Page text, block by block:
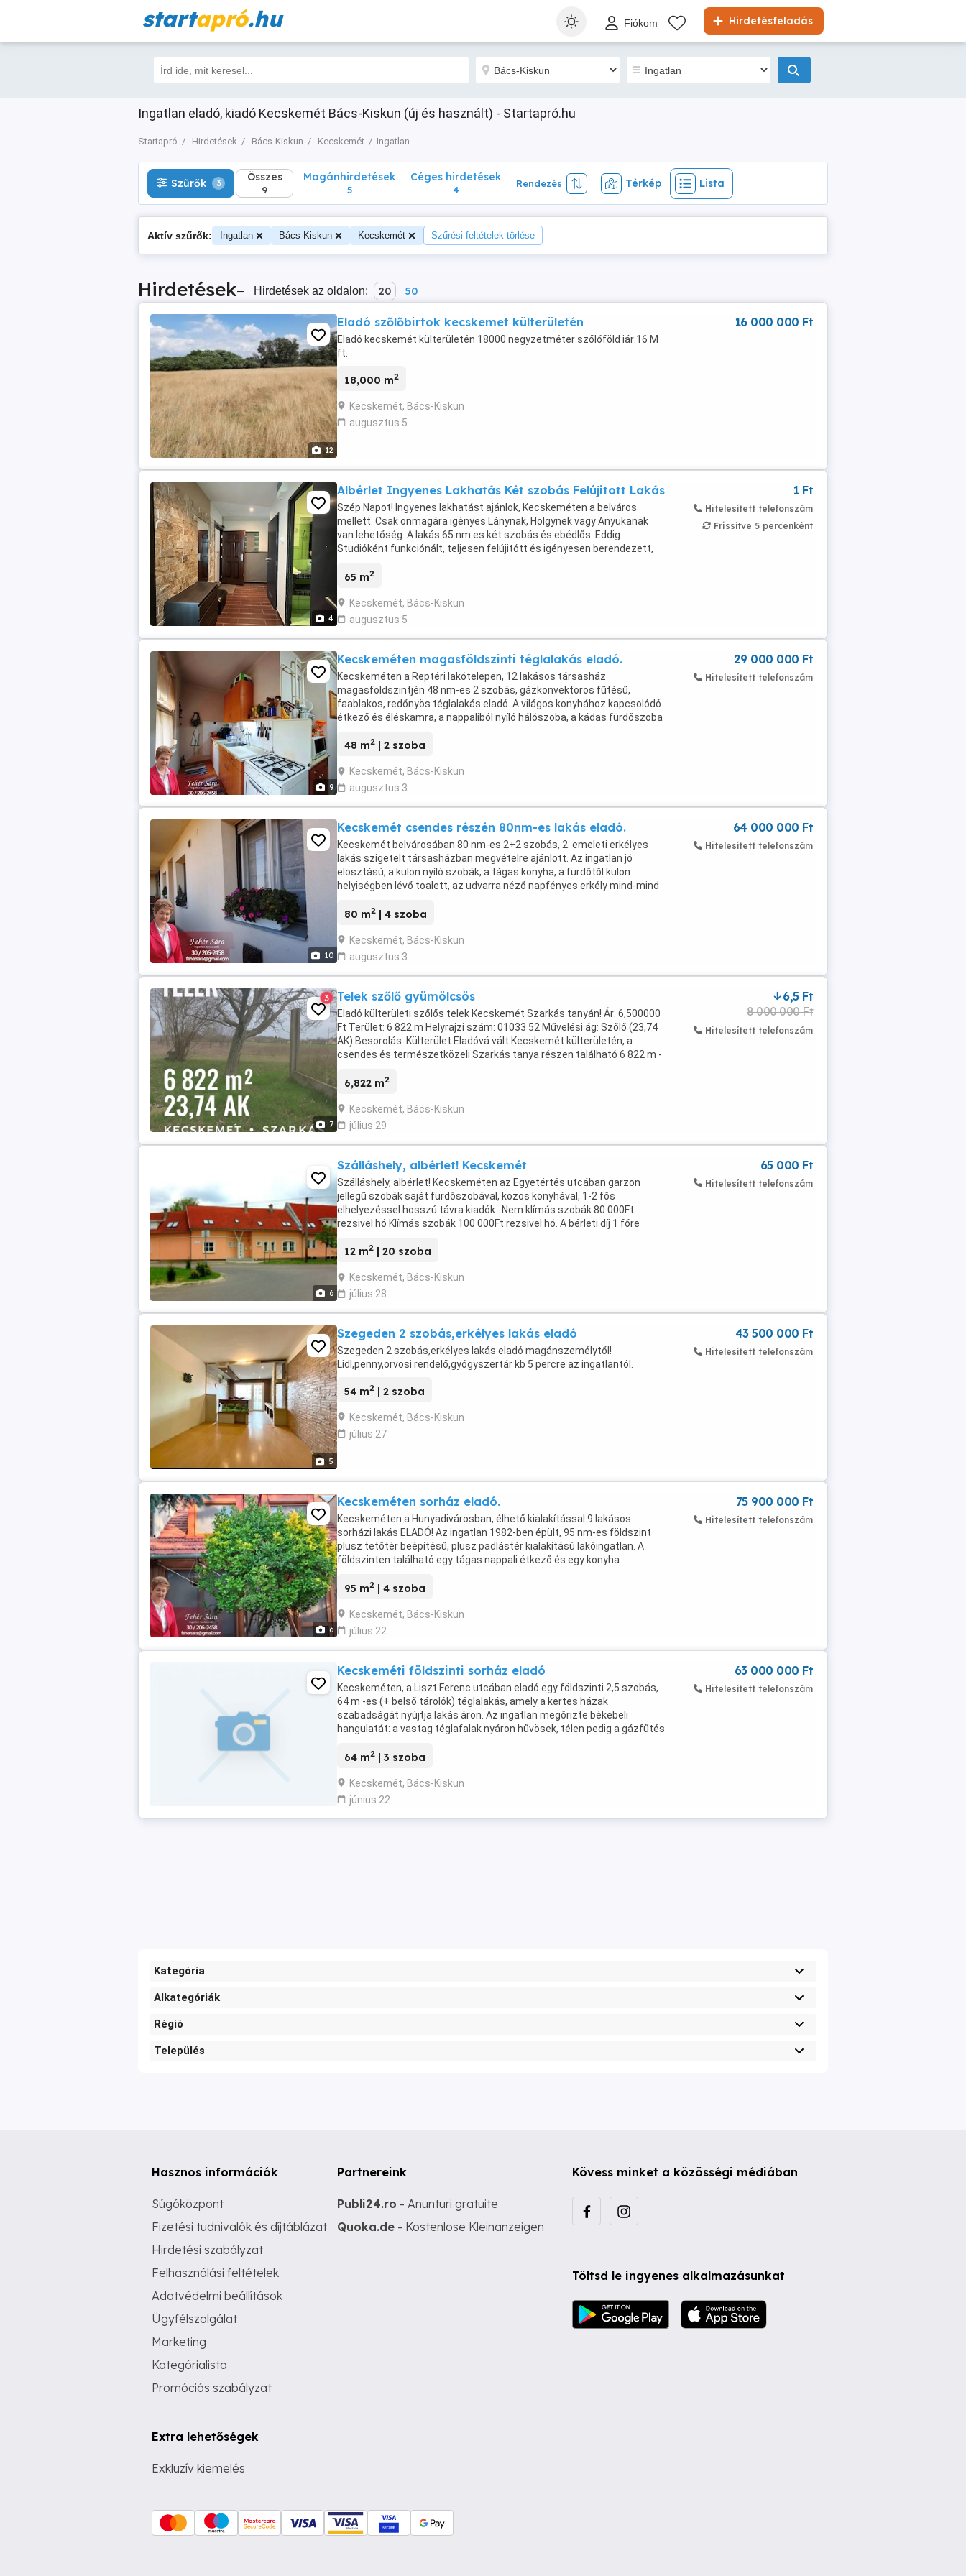
startapró.hu Hirdetésfeladás
Fiókom
Ingatlan eladó, kiadó Kecskemét Bács-Kiskun (új és használt) - Startapró.hu
Startapró Hirdetések Bács-Kiskun Kecskemét Ingatlan
Szűrők 3 Összes
9
Térkép Lista
Szűrők 3 Összes
9
Magánhirdetések
5
Céges hirdetések
4
Rendezés Térkép Lista
Aktív szűrők: Ingatlan Bács-Kiskun Kecskemét Szűrési feltételek törlése
Hirdetések– Hirdetések az oldalon: 20 50
12
Eladó szőlőbirtok kecskemet külterületén
Eladó kecskemét külterületén 18000 negyzetméter szőlőföld iár:16 M
ft.
18,000 m2
Kecskemét, Bács-Kiskun
augusztus 5
16 000 000 Ft
4
Albérlet Ingyenes Lakhatás Két szobás Felújitott Lakás
Szép Napot! Ingyenes lakhatást ajánlok, Kecskeméten a belváros
mellett. Csak önmagára igényes Lánynak, Hölgynek vagy Anyukanak
van lehetőség. A lakás 65.nm.es két szobás és ebédlős. Eddig
Studióként funkciónált, teljesen felújitótt és igényesen berendezett,
65 m2
Kecskemét, Bács-Kiskun
augusztus 5
1 Ft
Hitelesített telefonszám
Frissítve 5 percenként
9
Kecskeméten magasföldszinti téglalakás eladó.
Kecskeméten a Reptéri lakótelepen, 12 lakásos társasház
magasföldszintjén 48 nm-es 2 szobás, gázkonvektoros fűtésű,
faablakos, redőnyös téglalakás eladó. A világos konyhához kapcsolódó
étkező és éléskamra, a nappaliból nyíló hálószoba, a kádas fürdőszoba
48 m2 | 2 szoba
Kecskemét, Bács-Kiskun
augusztus 3
29 000 000 Ft
Hitelesített telefonszám
10
Kecskemét csendes részén 80nm-es lakás eladó.
Kecskemét belvárosában 80 nm-es 2+2 szobás, 2. emeleti erkélyes
lakás szigetelt társasházban megvételre ajánlott. Az ingatlan jó
elosztású, a külön nyíló szobák, a tágas konyha, a fürdőtől külön
helyiségben lévő toalett, az udvarra néző napfényes erkély mind-mind
80 m2 | 4 szoba
Kecskemét, Bács-Kiskun
augusztus 3
64 000 000 Ft
Hitelesített telefonszám
7
3 Telek szőlő gyümölcsös
Eladó külterületi szőlős telek Kecskemét Szarkás tanyán! Ár: 6,500000
Ft Terület: 6 822 m Helyrajzi szám: 01033 52 Művelési ág: Szőlő (23,74
AK) Besorolás: Külterület Eladóvá vált Kecskemét külterületén, a
csendes és természetközeli Szarkás tanya részen található 6 822 m -
6,822 m2
Kecskemét, Bács-Kiskun
július 29
6,5 Ft
8 000 000 Ft
Hitelesített telefonszám
6
Szálláshely, albérlet! Kecskemét
Szálláshely, albérlet! Kecskeméten az Egyetértés utcában garzon
jellegű szobák saját fürdőszobával, közös konyhával, 1-2 fős
elhelyezéssel hosszú távra kiadók. Nem klímás szobák 80 000Ft
rezsivel hó Klímás szobák 100 000Ft rezsivel hó. A bérleti díj 1 főre
12 m2 | 20 szoba
Kecskemét, Bács-Kiskun
július 28
65 000 Ft
Hitelesített telefonszám
5
Szegeden 2 szobás,erkélyes lakás eladó
Szegeden 2 szobás,erkélyes lakás eladó magánszemélytől!
Lidl,penny,orvosi rendelő,gyógyszertár kb 5 percre az ingatlantól.
54 m2 | 2 szoba
Kecskemét, Bács-Kiskun
július 27
43 500 000 Ft
Hitelesített telefonszám
6
Kecskeméten sorház eladó.
Kecskeméten a Hunyadivárosban, élhető kialakítással 9 lakásos
sorházi lakás ELADÓ! Az ingatlan 1982-ben épült, 95 nm-es földszint
plusz tetőtér beépítésű, plusz padlástér kialakítású lakóingatlan. A
földszinten található egy tágas nappali étkező és egy konyha
95 m2 | 4 szoba
Kecskemét, Bács-Kiskun
július 22
75 900 000 Ft
Hitelesített telefonszám
Kecskeméti földszinti sorház eladó
Kecskeméten, a Liszt Ferenc utcában eladó egy földszinti 2,5 szobás,
64 m -es (+ belső tárolók) téglalakás, amely a kertes házak
szabadságát nyújtja lakás áron. Az ingatlan megőrizte békebeli
hangulatát: a vastag téglafalak nyáron hűvösek, télen pedig a gázfűtés
64 m2 | 3 szoba
Kecskemét, Bács-Kiskun
június 22
63 000 000 Ft
Hitelesített telefonszám
Kategória
Alkategóriák
Régió
Település
Hasznos információk
Súgóközpont
Fizetési tudnivalók és díjtáblázat
Hirdetési szabályzat
Felhasználási feltételek
Adatvédelmi beállítások
Ügyfélszolgálat
Marketing
Kategórialista
Promóciós szabályzat
Extra lehetőségek
Exkluzív kiemelés
Partnereink
Publi24.ro - Anunturi gratuite
Quoka.de - Kostenlose Kleinanzeigen
Kövess minket a közösségi médiában
Töltsd le ingyenes alkalmazásunkat